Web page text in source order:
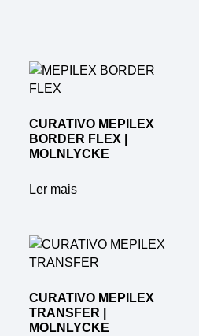
CURATIVO MEPILEX
BORDER FLEX |
MOLNLYCKE
Ler mais
CURATIVO MEPILEX
TRANSFER |
MOLNLYCKE